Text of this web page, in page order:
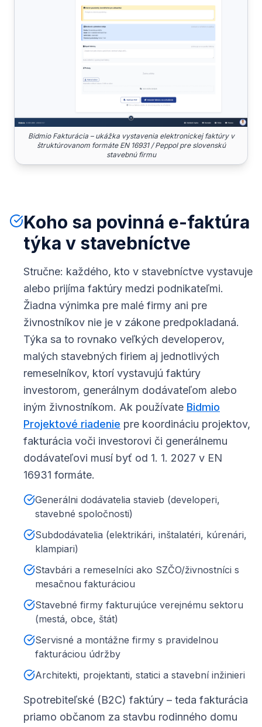
Bidmio Fakturácia – ukážka vystavenia elektronickej faktúry v
štruktúrovanom formáte EN 16931 / Peppol pre slovenskú
stavebnú firmu
Koho sa povinná e-faktúra
týka v stavebníctve
Stručne: každého, kto v stavebníctve vystavuje
alebo prijíma faktúry medzi podnikateľmi.
Žiadna výnimka pre malé firmy ani pre
živnostníkov nie je v zákone predpokladaná.
Týka sa to rovnako veľkých developerov,
malých stavebných firiem aj jednotlivých
remeselníkov, ktorí vystavujú faktúry
investorom, generálnym dodávateľom alebo
iným živnostníkom. Ak používate Bidmio
Projektové riadenie pre koordináciu projektov,
fakturácia voči investorovi či generálnemu
dodávateľovi musí byť od 1. 1. 2027 v EN
16931 formáte.
Generálni dodávatelia stavieb (developeri,
stavebné spoločnosti)
Subdodávatelia (elektrikári, inštalatéri, kúrenári,
klampiari)
Stavbári a remeselníci ako SZČO/živnostníci s
mesačnou fakturáciou
Stavebné firmy fakturujúce verejnému sektoru
(mestá, obce, štát)
Servisné a montážne firmy s pravidelnou
fakturáciou údržby
Architekti, projektanti, statici a stavební inžinieri
Spotrebiteľské (B2C) faktúry – teda fakturácia
priamo občanom za stavbu rodinného domu